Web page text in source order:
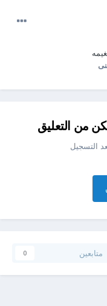
من التعليق
التسجيل
متابعين 0